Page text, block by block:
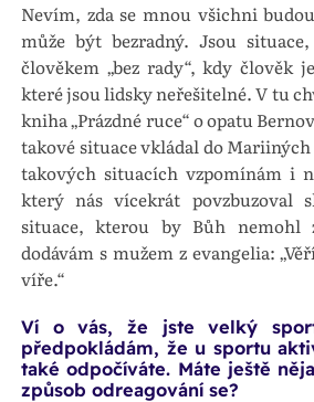
Nevím, zda se mnou všichni
může být bezradný. Jsou
člověkem „bez rady“, kdy člověk
které jsou lidsky neřešitelné. V tu
kniha „Prázdné ruce“ o opatu
takové situace vkládal do
takových situacích vzpomínám i
který nás vícekrát povzbuzoval
situace, kterou by Bůh
dodávám s mužem z evangelia:
víře.“
Ví o vás, že jste velký
předpokládám, že u sportu
také odpočíváte. Máte ještě
způsob odreagování se?